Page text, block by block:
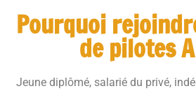
Pourquoi
de pilotes
Jeune diplômé, salarié du privé,